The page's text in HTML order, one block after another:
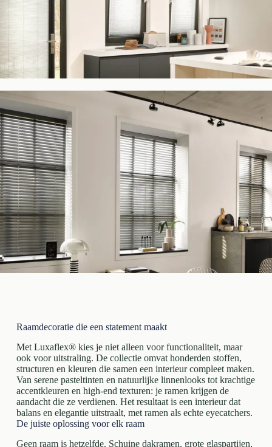
Raamdecoratie die een statement maakt
Met Luxaflex® kies je niet alleen voor functionaliteit, maar
ook voor uitstraling. De collectie omvat honderden stoffen,
structuren en kleuren die samen een interieur compleet maken.
Van serene pasteltinten en natuurlijke linnenlooks tot krachtige
accentkleuren en high-end texturen: je ramen krijgen de
aandacht die ze verdienen. Het resultaat is een interieur dat
balans en elegantie uitstraalt, met ramen als echte eyecatchers.
De juiste oplossing voor elk raam
Geen raam is hetzelfde. Schuine dakramen, grote glaspartijen,